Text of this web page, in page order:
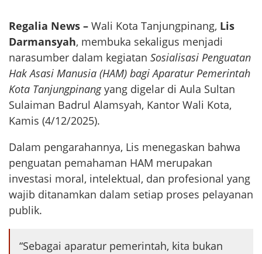
Regalia News – Wali Kota Tanjungpinang, Lis
Darmansyah, membuka sekaligus menjadi
narasumber dalam kegiatan Sosialisasi Penguatan
Hak Asasi Manusia (HAM) bagi Aparatur Pemerintah
Kota Tanjungpinangyang digelar di Aula Sultan
Sulaiman Badrul Alamsyah, Kantor Wali Kota,
Kamis (4/12/2025).
Dalam pengarahannya, Lis menegaskan bahwa
penguatan pemahaman HAM merupakan
investasi moral, intelektual, dan profesional yang
wajib ditanamkan dalam setiap proses pelayanan
publik.
“Sebagai aparatur pemerintah, kita bukan